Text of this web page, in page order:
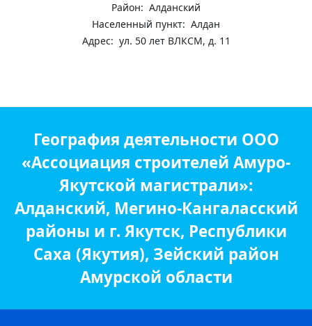
Район: Алданский
Населенный пункт: Алдан
Адрес: ул. 50 лет ВЛКСМ, д. 11
География деятельности ООО
«Ассоциация строителей Амуро-
Якутской магистрали»:
Алданский, Мегино-Кангаласский
районы и г. Якутск, Республики
Саха (Якутия), Зейский район
Амурской области